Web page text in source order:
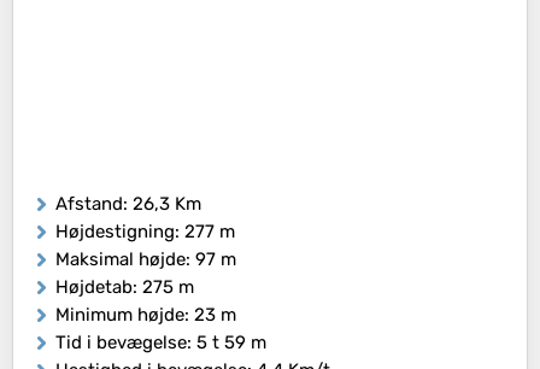
Afstand: 26,3 Km
Højdestigning: 277 m
Maksimal højde: 97 m
Højdetab: 275 m
Minimum højde: 23 m
Tid i bevægelse: 5 t 59 m